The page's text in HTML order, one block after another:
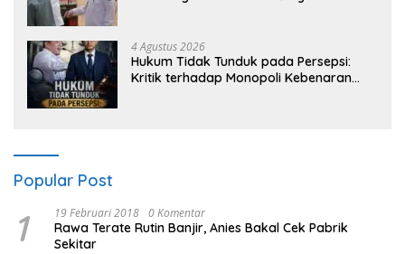
4 Agustus 2026
Hukum Tidak Tunduk pada Persepsi:
Kritik terhadap Monopoli Kebenaran
Popular Post
1 19 Februari 2018 0 Komentar
Rawa Terate Rutin Banjir, Anies Bakal Cek Pabrik
Sekitar